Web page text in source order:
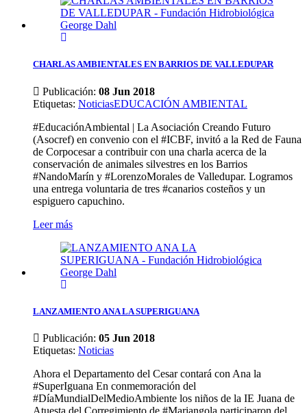
CHARLAS AMBIENTALES EN BARRIOS DE VALLEDUPAR
Publicación: 08 Jun 2018
Etiquetas: NoticiasEDUCACIÓN AMBIENTAL
#EducaciónAmbiental | La Asociación Creando Futuro
(Asocref) en convenio con el #ICBF, invitó a la Red de Fauna
de Corpocesar a contribuir con una charla acerca de la
conservación de animales silvestres en los Barrios
#NandoMarín y #LorenzoMorales de Valledupar. Logramos
una entrega voluntaria de tres #canarios costeños y un
espiguero capuchino.
Leer más
LANZAMIENTO ANA LA SUPERIGUANA
Publicación: 05 Jun 2018
Etiquetas: Noticias
Ahora el Departamento del Cesar contará con Ana la
#SuperIguana En conmemoración del
#DíaMundialDelMedioAmbiente los niños de la IE Juana de
Atuesta del Corregimiento de #Mariangola participaron del